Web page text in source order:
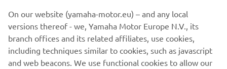
райдерам найголовніше: надійність, потужність і
свободу вибору.
On our website (yamaha-motor.eu) – and any local
versions thereof - we, Yamaha Motor Europe N.V., its
branch offices and its related affiliates, use cookies,
including techniques similar to cookies, such as javascript
and web beacons. We use functional cookies to allow our